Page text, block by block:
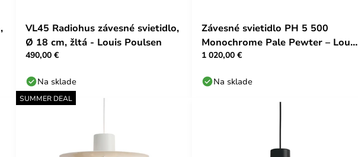
VL45 Radiohus závesné svietidlo,
Ø 18 cm, žltá - Louis Poulsen
490,00 €
Na sklade
Závesné svietidlo PH 5 500
Monochrome Pale Pewter – Louis
Poulsen
1 020,00 €
Na sklade
SUMMER DEAL